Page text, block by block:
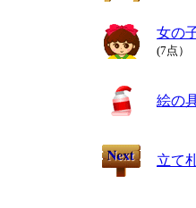
女の
(7点）
絵の
立て